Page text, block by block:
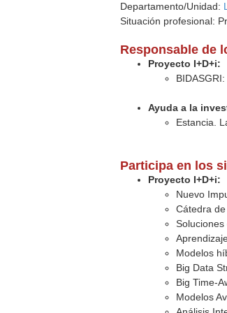
Departamento/Unidad:
Situación profesional:
Responsable de
Proyecto I+D+i:
Ayuda a la
Estancia.
Participa en los
Proyecto I+D+i:
Nuevo
Cátedra
Modelos
Big Data
Big Time-
Modelos